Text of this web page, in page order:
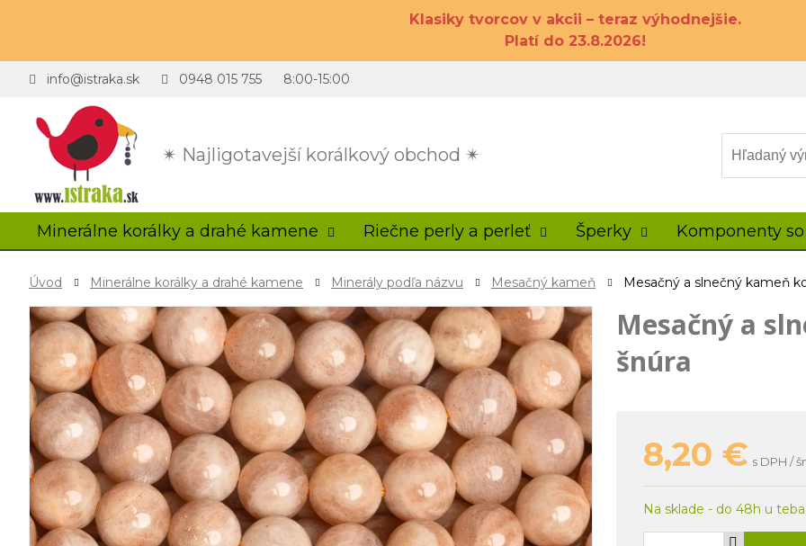
Klasiky tvorcov v akcii – teraz výhodnejšie.
Platí do 23.8.2026!
✴ Najligotavejší korálkový obchod ✴
info@istraka.sk 0948 015 755 8:00-15:00
Minerálne korálky a drahé kamene Riečne perly a perleť Šperky Komponenty
Úvod Minerálne korálky a drahé kamene Minerály podľa názvu Mesačný kameň Mesačný a slnečný kameň
Mesačný a
šnúra
8,20 € s DPH /
Na sklade - do 48h u teba